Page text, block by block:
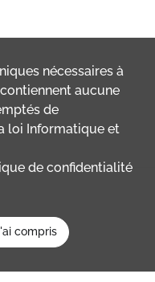
nécessaires à
aucune
de
loi Informatique et
de confidentialité
compris